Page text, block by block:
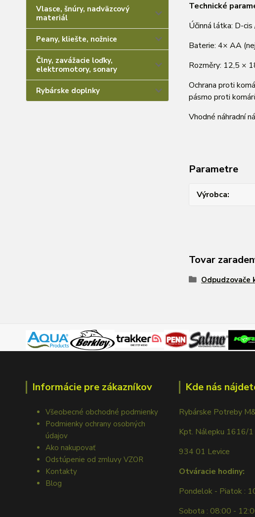
Vlasce, šnúry, nadväzcový
materiál
Peany, kliešte, nožnice
Člny, zavážacie loďky,
elektromotory, sonary
Rybárske doplnky
Technické
Účinná látka: D-
Baterie: 4× AA
Rozměry: 12,5 ×
Ochrana proti
pásmo proti
Vhodné náhradní
Parametre
Výrobca
Tovar
Odpudzovače
Informácie pre zákazníkov
Všeobecné obchodné podmienky
Podmienky ochrany osobných
údajov
Ako nakupovať
Odstúpenie od zmluvy VZOR
Kontakty
Blog
Kde nás
Rybárske Potreby
Kpt. Nálepku 1616/1
934 01 Levice
Otváracie hodiny:
Pondelok - Piatok :
Sobota : 08:00 -